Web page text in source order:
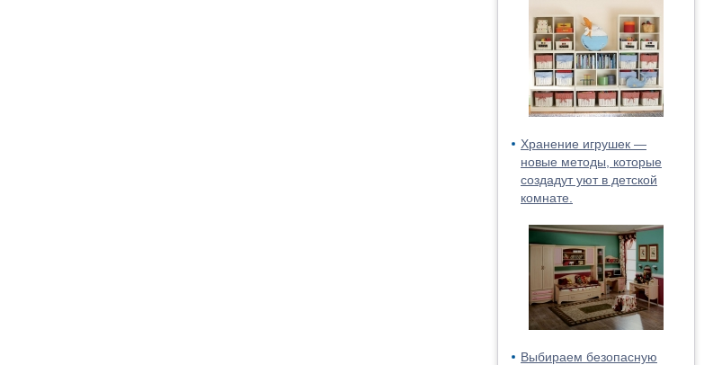
Хранение игрушек —
новые методы, которые
создадут уют в детской
комнате.
Выбираем безопасную